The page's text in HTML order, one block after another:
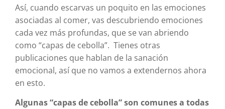
Así, cuando escarvas un poquito en las emociones
asociadas al comer, vas descubriendo emociones
cada vez más profundas, que se van abriendo
como “capas de cebolla”. Tienes otras
publicaciones que hablan de la sanación
emocional, así que no vamos a extendernos ahora
en esto.
Algunas “capas de cebolla” son comunes a todas